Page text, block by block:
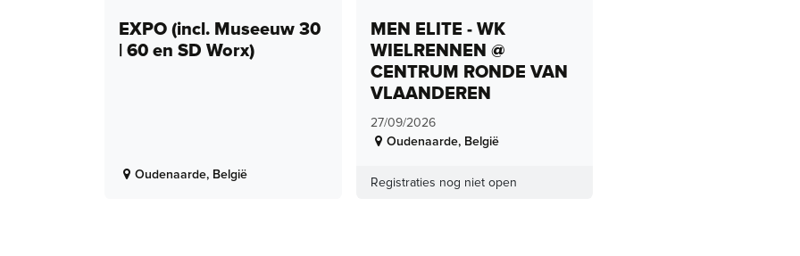
EXPO (incl. Museeuw 30
| 60 en SD Worx)
Oudenaarde, België
MEN ELITE - WK
WIELRENNEN @
CENTRUM RONDE VAN
VLAANDEREN
27/09/2026
Oudenaarde, België
Registraties nog niet open